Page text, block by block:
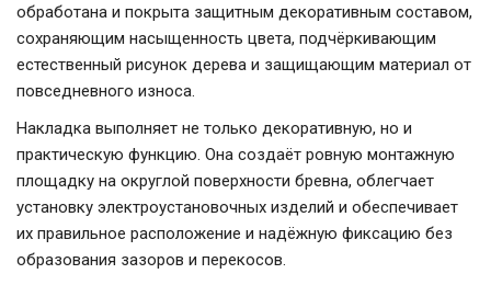
обработана и покрыта защитным декоративным составом,
сохраняющим насыщенность цвета, подчёркивающим
естественный рисунок дерева и защищающим материал от
повседневного износа.
Накладка выполняет не только декоративную, но и
практическую функцию. Она создаёт ровную монтажную
площадку на округлой поверхности бревна, облегчает
установку электроустановочных изделий и обеспечивает
их правильное расположение и надёжную фиксацию без
образования зазоров и перекосов.